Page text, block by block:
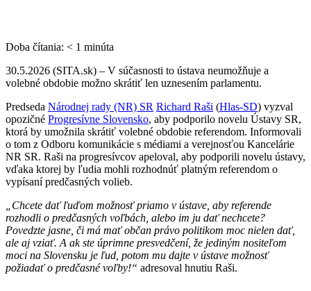
Doba čítania: < 1 minúta
30.5.2026 (SITA.sk) – V súčasnosti to ústava neumožňuje a
volebné obdobie možno skrátiť len uznesením parlamentu.
Predseda Národnej rady (NR) SR Richard Raši (Hlas-SD) vyzval
opozičné Progresívne Slovensko, aby podporilo novelu Ústavy SR,
ktorá by umožnila skrátiť volebné obdobie referendom. Informovali
o tom z Odboru komunikácie s médiami a verejnosťou Kancelárie
NR SR. Raši na progresívcov apeloval, aby podporili novelu ústavy,
vďaka ktorej by ľudia mohli rozhodnúť platným referendom o
vypísaní predčasných volieb.
„Chcete dať ľuďom možnosť priamo v ústave, aby referende
rozhodli o predčasných voľbách, alebo im ju dať nechcete?
Povedzte jasne, či má mať občan právo politikom moc nielen dať,
ale aj vziať. A ak ste úprimne presvedčení, že jediným nositeľom
moci na Slovensku je ľud, potom mu dajte v ústave možnosť
požiadať o predčasné voľby!“ adresoval hnutiu Raši.